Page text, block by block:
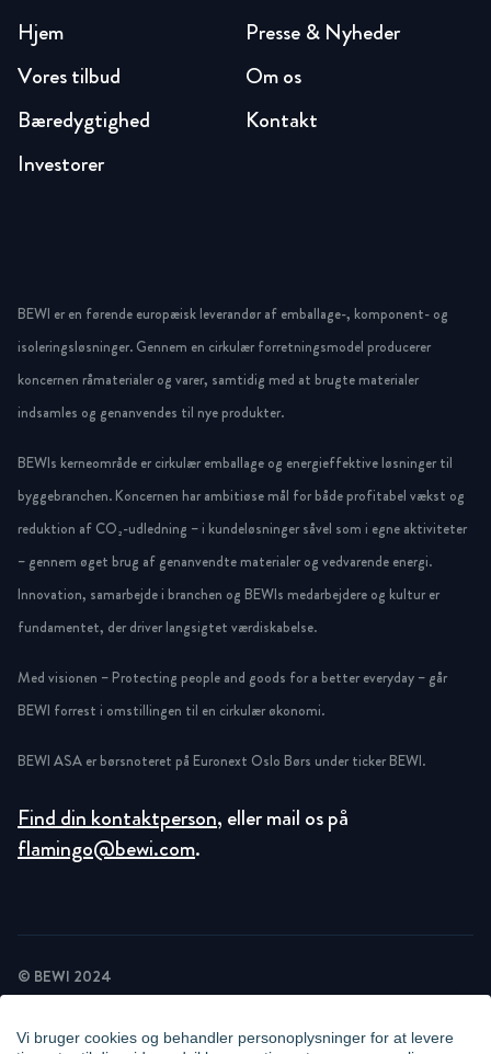
Vi bruger cookies og behandler personoplysninger for at levere
Hjem
Vores tilbud
Bæredygtighed
Investorer
Presse & Nyheder
Om os
Kontakt
BEWI er en førende europæisk leverandør af emballage-, komponent- og
isoleringsløsninger. Gennem en cirkulær forretningsmodel producerer
koncernen råmaterialer og varer, samtidig med at brugte materialer
indsamles og genanvendes til nye produkter.
BEWIs kerneområde er cirkulær emballage og energieffektive løsninger til
byggebranchen. Koncernen har ambitiøse mål for både profitabel vækst og
reduktion af CO₂-udledning – i kundeløsninger såvel som i egne aktiviteter
– gennem øget brug af genanvendte materialer og vedvarende energi.
Innovation, samarbejde i branchen og BEWIs medarbejdere og kultur er
fundamentet, der driver langsigtet værdiskabelse.
Med visionen – Protecting people and goods for a better everyday – går
BEWI forrest i omstillingen til en cirkulær økonomi.
BEWI ASA er børsnoteret på Euronext Oslo Børs under ticker BEWI.
Find din kontaktperson, eller mail os på
flamingo@bewi.com.
© BEWI 2024
COOKIE STATEMENT